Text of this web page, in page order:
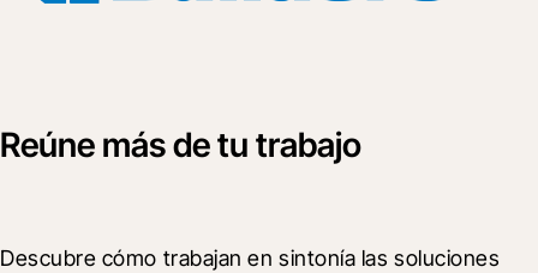
Reúne más de tu trabajo
Descubre cómo trabajan en sintonía las soluciones